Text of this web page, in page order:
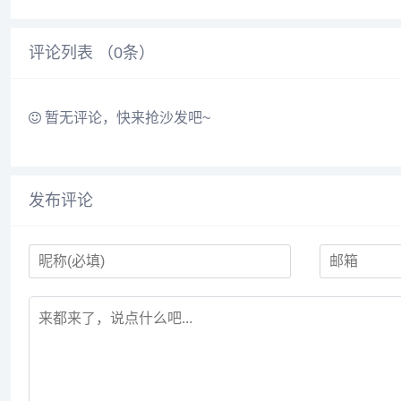
评论列表 （0条）
暂无评论，快来抢沙发吧~
发布评论